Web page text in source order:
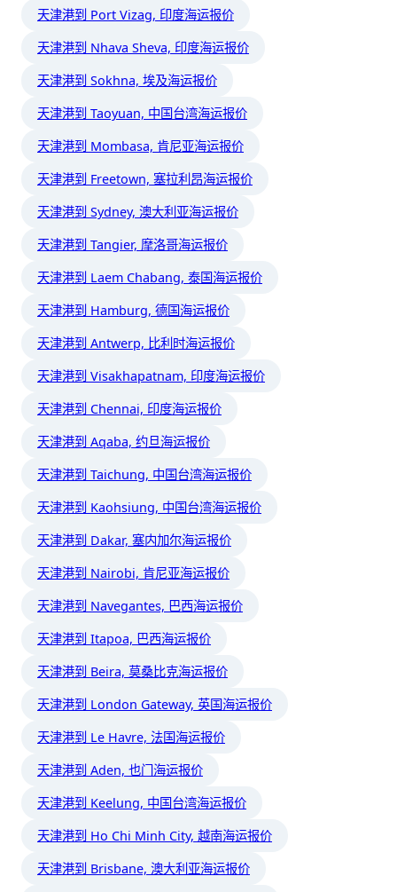
天津港到 Port Vizag, 印度海运报价
天津港到 Nhava Sheva, 印度海运报价
天津港到 Sokhna, 埃及海运报价
天津港到 Taoyuan, 中国台湾海运报价
天津港到 Mombasa, 肯尼亚海运报价
天津港到 Freetown, 塞拉利昂海运报价
天津港到 Sydney, 澳大利亚海运报价
天津港到 Tangier, 摩洛哥海运报价
天津港到 Laem Chabang, 泰国海运报价
天津港到 Hamburg, 德国海运报价
天津港到 Antwerp, 比利时海运报价
天津港到 Visakhapatnam, 印度海运报价
天津港到 Chennai, 印度海运报价
天津港到 Aqaba, 约旦海运报价
天津港到 Taichung, 中国台湾海运报价
天津港到 Kaohsiung, 中国台湾海运报价
天津港到 Dakar, 塞内加尔海运报价
天津港到 Nairobi, 肯尼亚海运报价
天津港到 Navegantes, 巴西海运报价
天津港到 Itapoa, 巴西海运报价
天津港到 Beira, 莫桑比克海运报价
天津港到 London Gateway, 英国海运报价
天津港到 Le Havre, 法国海运报价
天津港到 Aden, 也门海运报价
天津港到 Keelung, 中国台湾海运报价
天津港到 Ho Chi Minh City, 越南海运报价
天津港到 Brisbane, 澳大利亚海运报价